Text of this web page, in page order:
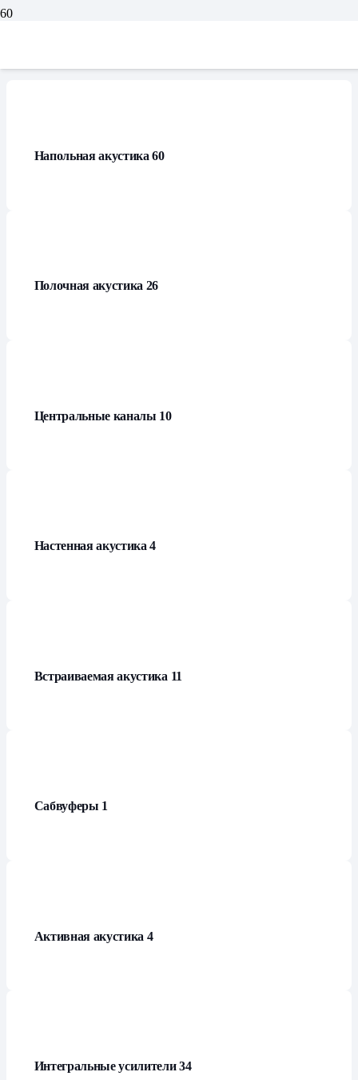
Напольная акустика60
Полочная акустика 26
Центральные каналы 10
Настенная акустика4
Встраиваемая акустика 11
Сабвуферы 1
Активная акустика 4
Интегральные усилители34